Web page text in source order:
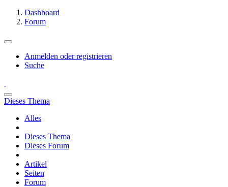
Dashboard
Forum
Anmelden oder registrieren
Suche
Dieses Thema
Alles
Dieses Thema
Dieses Forum
Artikel
Seiten
Forum